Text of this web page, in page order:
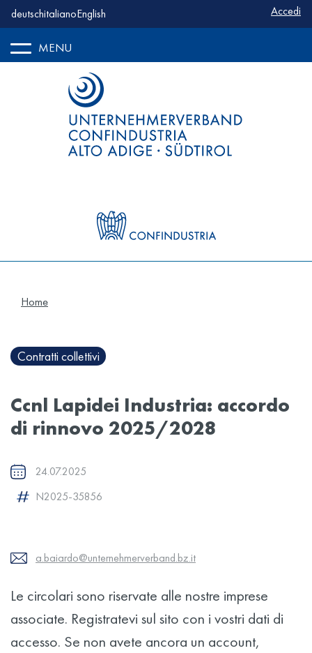
deutschitalianoEnglish Accedi
MENU
Home
Contratti collettivi
Ccnl Lapidei Industria: accordo
di rinnovo 2025/2028
24.07.2025
N2025-35856
a.baiardo@unternehmerverband.bz.it
Le circolari sono riservate alle nostre imprese
associate. Registratevi sul sito con i vostri dati di
accesso. Se non avete ancora un account,